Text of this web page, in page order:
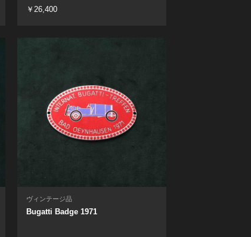
￥26,400
ヴィンテージ品
Bugatti Badge 1971